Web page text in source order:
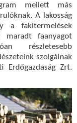
mellett más
A lakosság
a fakitermelések
maradt faanyagot
részletesebb
szolgálnak
Erdőgazdaság Zrt.